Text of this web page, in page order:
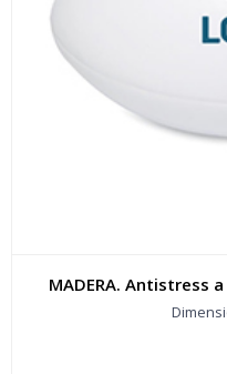
MADERA. Antistress